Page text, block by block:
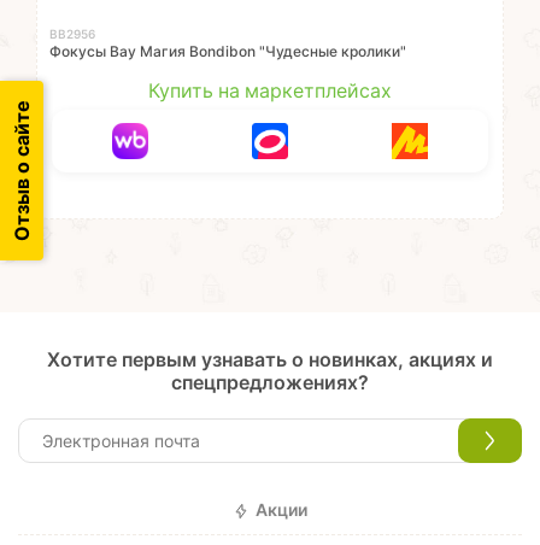
ВВ2956
Фокусы Вау Магия Bondibon "Чудесные кролики"
Купить на маркетплейсах
Отзыв о сайте
Хотите первым узнавать о новинках, акциях и
спецпредложениях?
Акции